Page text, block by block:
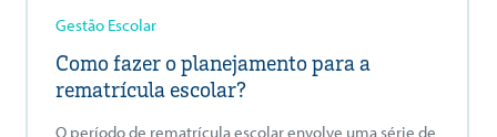
Gestão Escolar
Como fazer o planejamento para a
rematrícula escolar?
O período de rematrícula escolar envolve uma série de